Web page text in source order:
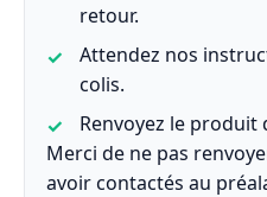
retour.
Attendez nos
colis.
Renvoyez le produit
Merci de ne pas
avoir contactés au